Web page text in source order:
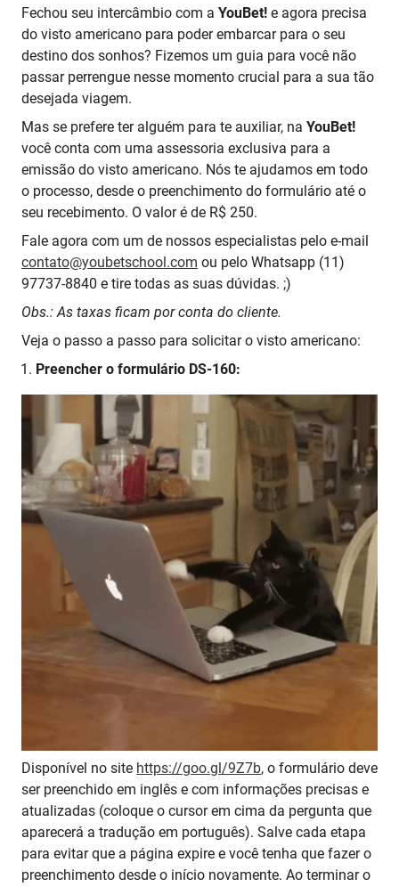
Fechou seu intercâmbio com a YouBet! e agora precisa
do visto americano para poder embarcar para o seu
destino dos sonhos? Fizemos um guia para você não
passar perrengue nesse momento crucial para a sua tão
desejada viagem.
Mas se prefere ter alguém para te auxiliar, na YouBet!
você conta com uma assessoria exclusiva para a
emissão do visto americano. Nós te ajudamos em todo
o processo, desde o preenchimento do formulário até o
seu recebimento. O valor é de R$ 250.
Fale agora com um de nossos especialistas pelo e-mail
contato@youbetschool.com ou pelo Whatsapp (11)
97737-8840 e tire todas as suas dúvidas. ;)
Obs.: As taxas ficam por conta do cliente.
Veja o passo a passo para solicitar o visto americano:
Preencher o formulário DS-160:
Disponível no site https://goo.gl/9Z7b, o formulário deve
ser preenchido em inglês e com informações precisas e
atualizadas (coloque o cursor em cima da pergunta que
aparecerá a tradução em português). Salve cada etapa
para evitar que a página expire e você tenha que fazer o
preenchimento desde o início novamente. Ao terminar o